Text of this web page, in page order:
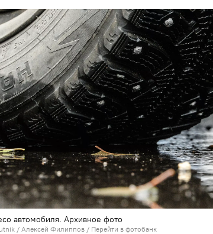
автомобиля. Архивное фото
/ Алексей Филиппов / Перейти в фотобанк